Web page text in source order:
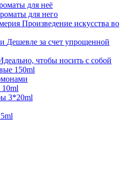
для неё
для него
Произведение искусства во
Дешевле за счет упрощенной
чтобы носить с собой
150ml
3*20ml